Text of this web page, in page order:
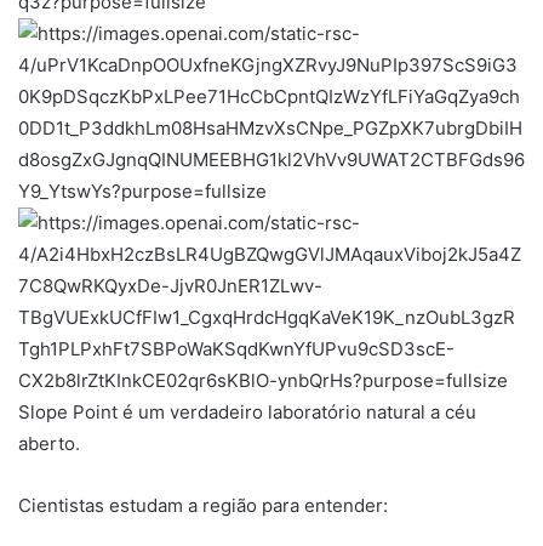
Slope Point é um verdadeiro laboratório natural a céu
aberto.
Cientistas estudam a região para entender: